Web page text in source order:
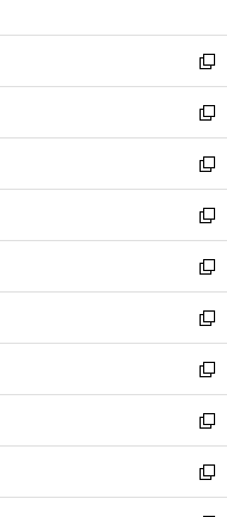
開
く
ウ
で
開
く
ン
ド
ウ
で
開
く
ウ
ィ
ン
ド
ウ
で
開
く
新
し
い
ウ
ィ
ン
ド
ウ
で
開
く
新
し
い
ウ
ィ
ン
ド
ウ
で
開
く
新
し
い
ウ
ィ
ン
ド
ウ
で
開
く
新
し
い
ウ
ィ
ン
ド
ウ
で
開
く
新
し
い
ウ
ィ
ン
ド
ウ
で
開
新
し
い
ウ
ィ
ン
ド
ウ
新
し
い
ウ
ィ
ン
新
し
い
ウ
新
し